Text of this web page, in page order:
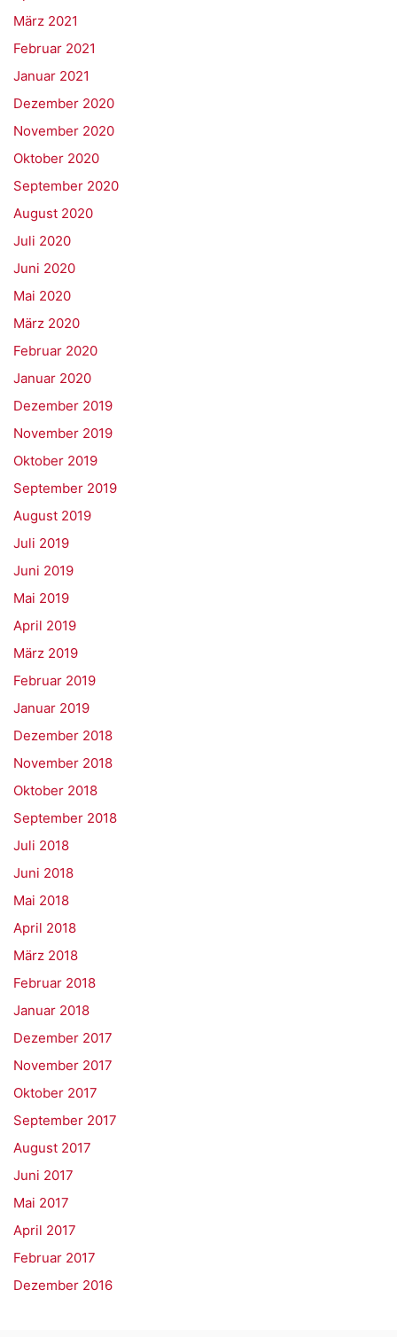
März 2021
Februar 2021
Januar 2021
Dezember 2020
November 2020
Oktober 2020
September 2020
August 2020
Juli 2020
Juni 2020
Mai 2020
März 2020
Februar 2020
Januar 2020
Dezember 2019
November 2019
Oktober 2019
September 2019
August 2019
Juli 2019
Juni 2019
Mai 2019
April 2019
März 2019
Februar 2019
Januar 2019
Dezember 2018
November 2018
Oktober 2018
September 2018
Juli 2018
Juni 2018
Mai 2018
April 2018
März 2018
Februar 2018
Januar 2018
Dezember 2017
November 2017
Oktober 2017
September 2017
August 2017
Juni 2017
Mai 2017
April 2017
Februar 2017
Dezember 2016